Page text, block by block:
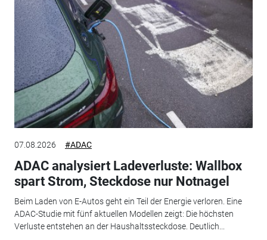
07.08.2026 #ADAC
ADAC analysiert Ladeverluste: Wallbox
spart Strom, Steckdose nur Notnagel
Beim Laden von E-Autos geht ein Teil der Energie verloren. Eine
ADAC-Studie mit fünf aktuellen Modellen zeigt: Die höchsten
Verluste entstehen an der Haushaltssteckdose. Deutlich...